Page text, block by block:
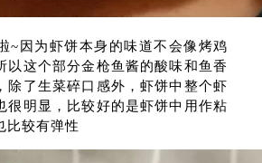
~因为虾饼本身的味道不会像烤鸡
以这个部分金枪鱼酱的酸味和鱼香
除了生菜碎口感外，虾饼中整个虾
很明显，比较好的是虾饼中用作粘
比较有弹性